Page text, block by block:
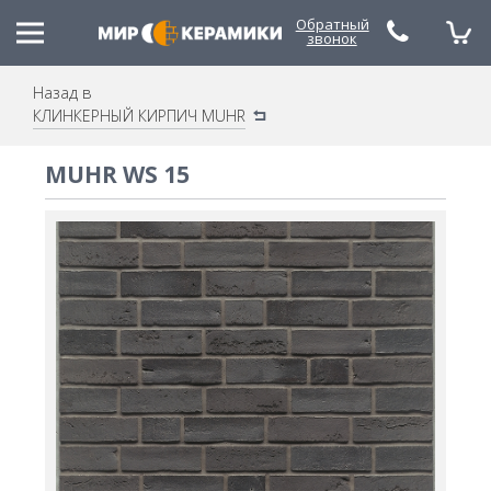
Обратный
звонок
(048) 785-79-53
(050) 490-30-20
Назад в
КЛИНКЕРНЫЙ КИРПИЧ MUHR
MUHR WS 15